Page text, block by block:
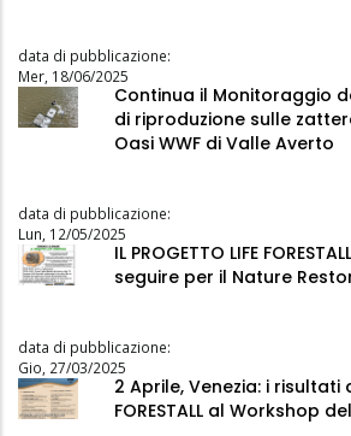
data di pubblicazione:
Mer, 18/06/2025
Continua il Monitoraggio
di riproduzione sulle
Oasi WWF di Valle Averto
data di pubblicazione:
Lun, 12/05/2025
IL PROGETTO LIFE
seguire per il Nature
data di pubblicazione:
Gio, 27/03/2025
2 Aprile, Venezia: i risultati
FORESTALL al Workshop